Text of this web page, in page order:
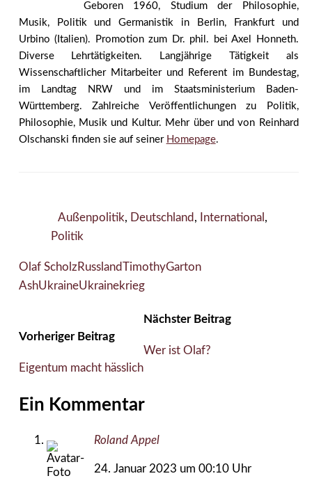
Geboren 1960, Studium der Philosophie,
Musik, Politik und Germanistik in Berlin, Frankfurt und
Urbino (Italien). Promotion zum Dr. phil. bei Axel Honneth.
Diverse Lehrtätigkeiten. Langjährige Tätigkeit als
Wissenschaftlicher Mitarbeiter und Referent im Bundestag,
im Landtag NRW und im Staatsministerium Baden-
Württemberg. Zahlreiche Veröffentlichungen zu Politik,
Philosophie, Musik und Kultur. Mehr über und von Reinhard
Olschanski finden sie auf seiner Homepage.
Außenpolitik, Deutschland , International ,
Politik
Olaf ScholzRusslandTimothyGarton
AshUkraineUkrainekrieg
Vorheriger Beitrag
Eigentum macht hässlich
Nächster Beitrag
Wer ist Olaf?
Ein Kommentar
Roland Appel
24. Januar 2023 um 00:10 Uhr